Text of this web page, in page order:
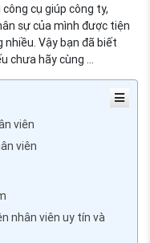
cụ giúp công ty,
sự của mình được tiện
nhiều. Vậy bạn đã biết
chưa hãy cùng ...
viên
viên
nhân viên uy tín và